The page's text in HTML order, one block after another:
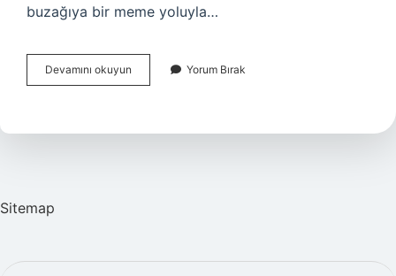
buzağıya bir meme yoluyla…
Devamını okuyun
Sütü
Mi
Yorum Bırak
Sitemap